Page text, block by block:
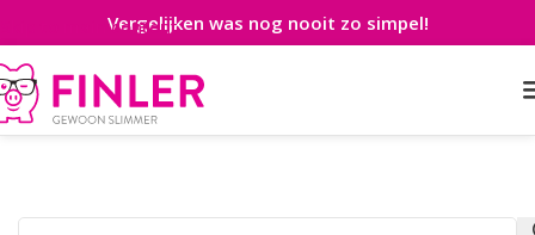
Skip to main contentVergelijken was nog nooit zo simpel!
FINANCIËLE BEGRIPPEN